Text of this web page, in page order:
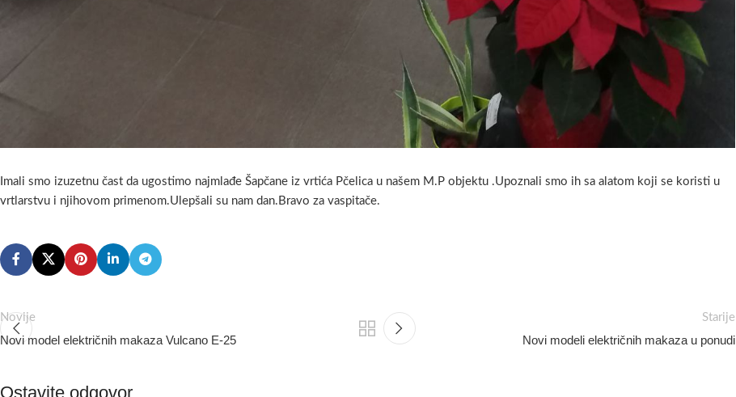
Imali smo izuzetnu čast da ugostimo najmlađe Šapčane iz vrtića Pčelica u našem M.P objektu .Upoznali smo ih sa alatom koji se koristi u
vrtlarstvu i njihovom primenom.Ulepšali su nam dan.Bravo za vaspitače.
Novije
Novi model električnih makaza Vulcano E-25
Starije
Novi modeli električnih makaza u ponudi
Ostavite odgovor